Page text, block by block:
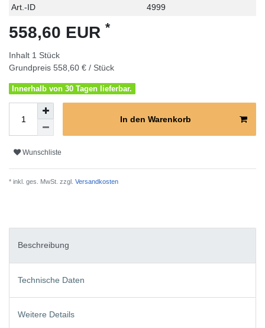
Technisches
Wert
Art.-ID 4999
558,60 EUR *
Inhalt 1 Stück
Grundpreis 558,60 € / Stück
Innerhalb von 30 Tagen lieferbar.
In den Warenkorb
Wunschliste
* inkl. ges. MwSt. zzgl. Versandkosten
Beschreibung
Technische Daten
Weitere Details